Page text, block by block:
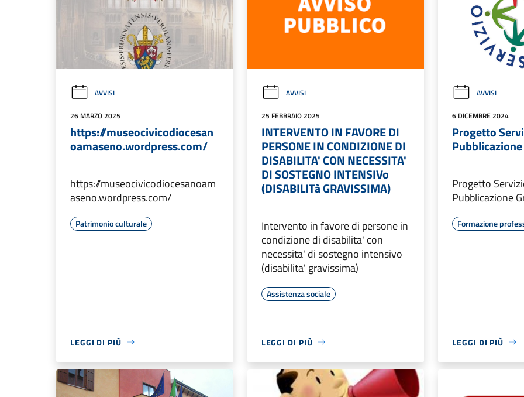
AVVISI
26 MARZO 2025
https://museocivicodiocesan
oamaseno.wordpress.com/
https://museocivicodiocesanoam
aseno.wordpress.com/
Patrimonio culturale
LEGGI DI PIÙ
AVVISI
25 FEBBRAIO 2025
INTERVENTO IN FAVORE DI
PERSONE IN CONDIZIONE DI
DISABILITA' CON NECESSITA'
DI SOSTEGNO INTENSIVo
(DISABILITà GRAVISSIMA)
Intervento in favore di persone in
condizione di disabilita' con
necessita' di sostegno intensivo
(disabilita' gravissima)
Assistenza sociale
LEGGI DI PIÙ
AVVISI
6 DICEMBRE 2024
Progetto
Progetto
Pubblicazione
Formazione
LEGGI DI PIÙ